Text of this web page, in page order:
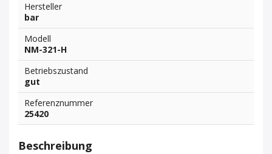
Hersteller
bar
Modell
NM-321-H
Betriebszustand
gut
Referenznummer
25420
Beschreibung